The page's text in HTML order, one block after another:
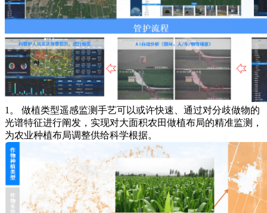
1。 做植类型遥感监测手艺可以或许快速、通过对分歧做物的
光谱特征进行阐发，实现对大面积农田做植布局的精准监测，
为农业种植布局调整供给科学根据。